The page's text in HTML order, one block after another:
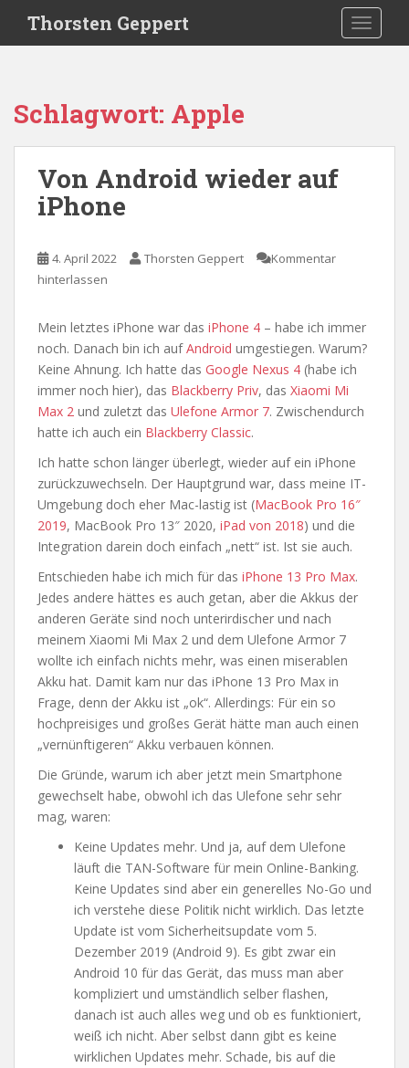
i
Thorsten Geppert
Schlagwort: Apple
Von Android wieder auf
iPhone
4. April 2022 Thorsten Geppert
Kommentar
hinterlassen
Mein letztes iPhone war das iPhone 4 – habe ich immer
noch. Danach bin ich aufAndroid umgestiegen. Warum?
Keine Ahnung. Ich hatte das Google Nexus 4 (habe ich
immer noch hier), das Blackberry Priv, das Xiaomi Mi
Max 2 und zuletzt das Ulefone Armor 7. Zwischendurch
hatte ich auch ein Blackberry Classic.
Ich hatte schon länger überlegt, wieder auf ein iPhone
zurückzuwechseln. Der Hauptgrund war, dass meine IT-
Umgebung doch eher Mac-lastig ist (MacBook Pro 16″
2019, MacBook Pro 13″ 2020, iPad von 2018) und die
Integration darein doch einfach „nett“ ist. Ist sie auch.
Entschieden habe ich mich für das iPhone 13 Pro Max.
Jedes andere hättes es auch getan, aber die Akkus der
anderen Geräte sind noch unterirdischer und nach
meinem Xiaomi Mi Max 2 und dem Ulefone Armor 7
wollte ich einfach nichts mehr, was einen miserablen
Akku hat. Damit kam nur das iPhone 13 Pro Max in
Frage, denn der Akku ist „ok“. Allerdings: Für ein so
hochpreisiges und großes Gerät hätte man auch einen
„vernünftigeren“ Akku verbauen können.
Die Gründe, warum ich aber jetzt mein Smartphone
gewechselt habe, obwohl ich das Ulefone sehr sehr
mag, waren:
Keine Updates mehr. Und ja, auf dem Ulefone
läuft die TAN-Software für mein Online-Banking.
Keine Updates sind aber ein generelles No-Go und
ich verstehe diese Politik nicht wirklich. Das letzte
Update ist vom Sicherheitsupdate vom 5.
Dezember 2019 (Android 9). Es gibt zwar ein
Android 10 für das Gerät, das muss man aber
kompliziert und umständlich selber flashen,
danach ist auch alles weg und ob es funktioniert,
weiß ich nicht. Aber selbst dann gibt es keine
wirklichen Updates mehr. Schade, bis auf die